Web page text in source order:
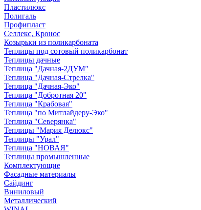
Пластилюкс
Полигаль
Профипласт
Селлекс, Кронос
Козырьки из поликарбоната
Теплицы под сотовый поликарбонат
Теплицы дачные
Теплица "Дачная-2ДУМ"
Теплица "Дачная-Стрелка"
Теплица "Дачная-Эко"
Теплица "Добротная 20"
Теплица "Крабовая"
Теплица "по Митлайдеру-Эко"
Теплица "Северянка"
Теплицы "Мария Делюкс"
Теплицы "Урал"
Теплица "НОВАЯ"
Теплицы промышленные
Комплектующие
Фасадные материалы
Сайдинг
Виниловый
Металлический